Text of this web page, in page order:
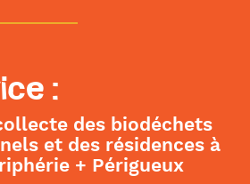
:
des biodéchets
et des résidences à
+ Périgueux